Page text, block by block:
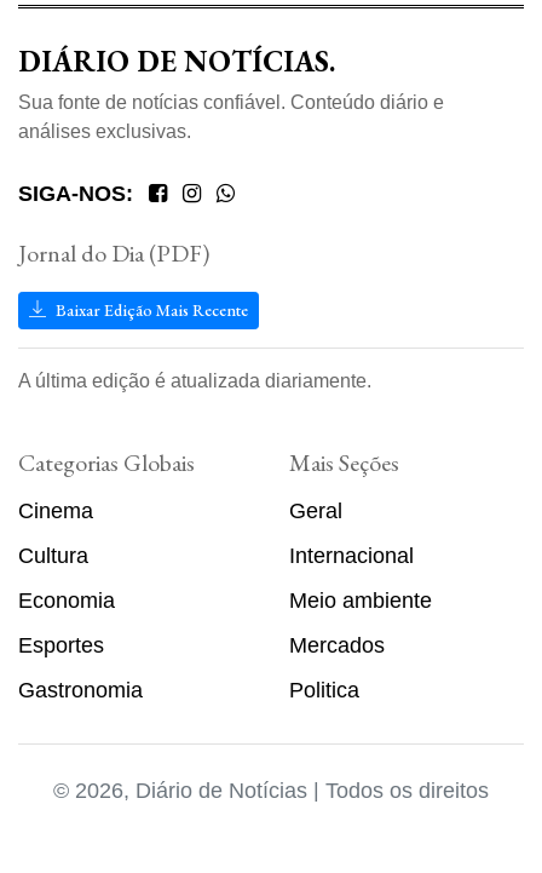
DIÁRIO DE NOTÍCIAS.
Sua fonte de notícias confiável. Conteúdo diário e
análises exclusivas.
SIGA-NOS:
Jornal do Dia (PDF)
Baixar Edição Mais Recente
A última edição é atualizada diariamente.
Categorias Globais
Cinema
Cultura
Economia
Esportes
Gastronomia
Mais Seções
Geral
Internacional
Meio ambiente
Mercados
Politica
© 2026, Diário de Notícias | Todos os direitos